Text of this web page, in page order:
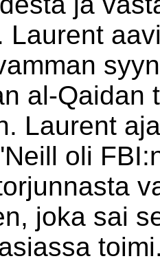
Laurent
al-Qaidan
Laurent
oli
joka sai